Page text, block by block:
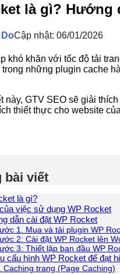
là gì? Hướng
Cập nhật: 06/01/2026
khó khăn với tốc độ tải
những plugin cache
này, GTV SEO sẽ giải
thiết thực cho website
bài viết
là gì?
việc sử dụng WP Rocket
dẫn cài đặt WP Rocket
1. Mua và tải plugin WP
2: Cài đặt WP Rocket lên
3: Thiết lập ban đầu WP
cấu hình WP Rocket để đạt
Caching trang (Page Caching)